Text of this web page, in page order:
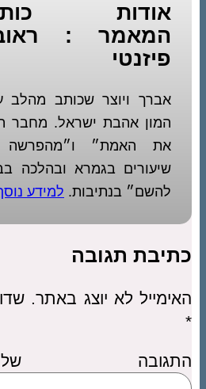
אודות
המאמר :
פיזנטי
אברך ויוצר שכותב מהלב
המון אהבת ישראל. מחבר
את האמת״ ו״מהפרשה
שיעורים בגמרא ובהלכה
להשם״ בנתיבות. למידע
כתיבת תגובה
האימייל לא יוצג באתר.
*